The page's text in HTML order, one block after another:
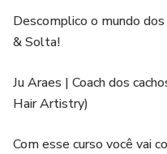
Descomplico o mundo
& Solta!
Ju Araes | Coach dos
Hair Artistry)
Com esse curso você vai